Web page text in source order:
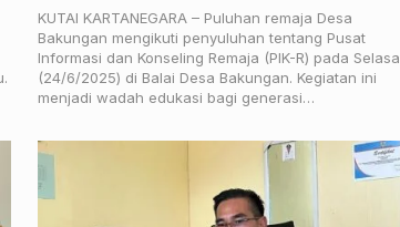
KUTAI KARTANEGARA – Puluhan remaja Desa
Bakungan mengikuti penyuluhan tentang Pusat
Informasi dan Konseling Remaja (PIK-R) pada Selasa
(24/6/2025) di Balai Desa Bakungan. Kegiatan ini
menjadi wadah edukasi bagi generasi…